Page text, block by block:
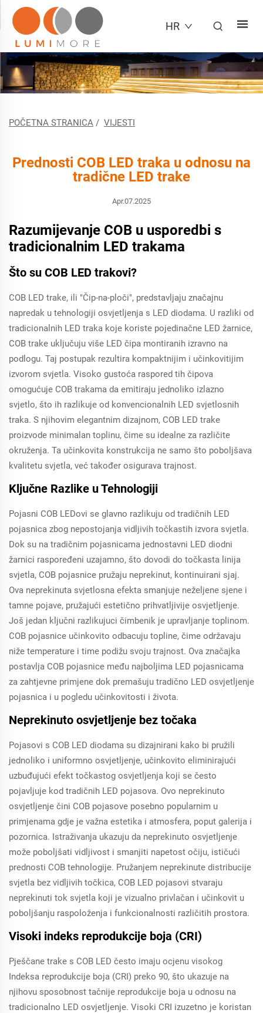
HR
POČETNA STRANICA / VIJESTI
Prednosti COB LED traka u odnosu na
tradične LED trake
Apr.07.2025
Razumijevanje COB u usporedbi s
tradicionalnim LED trakama
Što su COB LED trakovi?
COB LED trake, ili "Čip-na-ploči", predstavljaju značajnu
napredak u tehnologiji osvjetljenja s LED diodama. U razliki od
tradicionalnih LED traka koje koriste pojedinačne LED žarnice,
COB trake uključuju više LED čipa montiranih izravno na
podlogu. Taj postupak rezultira kompaktnijim i učinkovitijim
izvorom svjetla. Visoko gustoća raspored tih čipova
omogućuje COB trakama da emitiraju jednoliko izlazno
svjetlo, što ih razlikuje od konvencionalnih LED svjetlosnih
traka. S njihovim elegantnim dizajnom, COB LED trake
proizvode minimalan toplinu, čime su idealne za različite
okruženja. Ta učinkovita konstrukcija ne samo što poboljšava
kvalitetu svjetla, već također osigurava trajnost.
Ključne Razlike u Tehnologiji
Pojasni COB LEDovi se glavno razlikuju od tradičnih LED
pojasnica zbog nepostojanja vidljivih točkastih izvora svjetla.
Dok su na tradičnim pojasnicama jednostavni LED diodni
žarnici raspoređeni uzajamno, što dovodi do točkasta linija
svjetla, COB pojasnice pružaju neprekinut, kontinuirani sjaj.
Ova neprekinuta svjetlosna efekta smanjuje neželjene sjene i
tamne pojave, pružajući estetično prihvatljivije osvjetljenje.
Još jedan ključni razlikujuci čimbenik je upravljanje toplinom.
COB pojasnice učinkovito odbacuju topline, čime održavaju
niže temperature i time podižu svoju trajnost. Ova značajka
postavlja COB pojasnice među najboljima LED pojasnicama
za zahtjevne primjene dok premašuju tradično LED osvjetljenje
pojasnica i u pogledu učinkovitosti i života.
Neprekinuto osvjetljenje bez točaka
Pojasovi s COB LED diodama su dizajnirani kako bi pružili
jednoliko i uniformno osvjetljenje, učinkovito eliminirajući
uzbuđujući efekt točkastog osvjetljenja koji se često
pojavljuje kod tradičnih LED pojasova. Ovo neprekinuto
osvjetljenje čini COB pojasove posebno popularnim u
primjenama gdje je važna estetika i atmosfera, poput galerija i
pozornica. Istraživanja ukazuju da neprekinuto osvjetljenje
može poboljšati vidljivost i smanjiti napetost očiju, ističući
prednosti COB tehnologije. Pružanjem neprekinute distribucije
svjetla bez vidljivih točkica, COB LED pojasovi stvaraju
neprekinuti tok svjetla koji je vizualno privlačan i učinkovit u
poboljšanju raspoloženja i funkcionalnosti različitih prostora.
Visoki indeks reprodukcije boja (CRI)
Pješčane trake s COB LED često imaju ocjenu visokog
Indeksa reprodukcije boja (CRI) preko 90, što ukazuje na
njihovu sposobnost tačnije reprodukcije boja u odnosu na
tradicionalno LED osvjetljenje. Visoki CRI izuzetno je koristan